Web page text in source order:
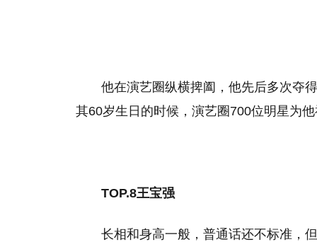
他在演艺圈纵横捭阖，他先后多次夺
其60岁生日的时候，演艺圈700位明星为
TOP.8王宝强
长相和身高一般，普通话还不标准，